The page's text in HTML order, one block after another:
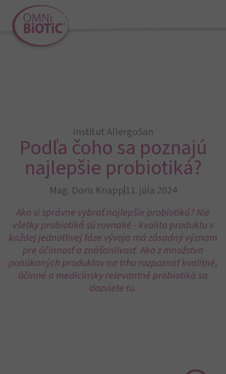
Institut AllergoSan
Podľa čoho sa poznajú
najlepšie probiotiká?
Mag. Doris Knapp11. júla 2024
Ako si správne vybrať najlepšie probiotiká? Nie
všetky probiotiká sú rovnaké - kvalita produktu v
každej jednotlivej fáze vývoja má zásadný význam
pre účinnosť a znášanlivosť. Ako z množstva
ponúkaných produktov na trhu rozpoznať kvalitné,
účinné a medicínsky relevantné probiotiká sa
dozviete tu.